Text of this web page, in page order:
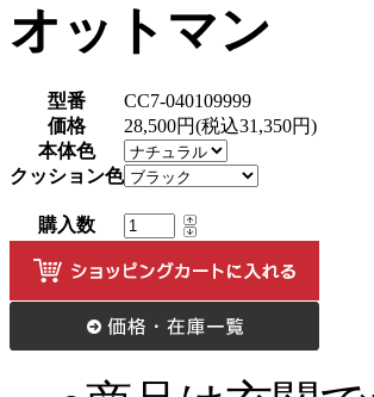
オットマン
型番
CC7-040109999
価格
28,500円(税込31,350円)
本体色
クッション色
購入数